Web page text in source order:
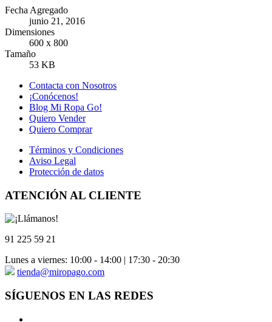
Fecha Agregado
junio 21, 2016
Dimensiones
600 x 800
Tamaño
53 KB
Contacta con Nosotros
¡Conócenos!
Blog Mi Ropa Go!
Quiero Vender
Quiero Comprar
Términos y Condiciones
Aviso Legal
Protección de datos
ATENCIÓN AL CLIENTE
91 225 59 21
Lunes a viernes: 10:00 - 14:00 | 17:30 - 20:30
tienda@miropago.com
SÍGUENOS EN LAS REDES